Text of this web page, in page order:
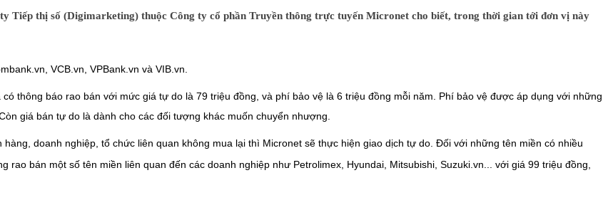
Tiếp thị số (Digimarketing) thuộc Công ty cổ phần Truyền thông trực tuyến Micronet cho biết, trong thời gian tới đơn vị này
VCB.vn, VPBank.vn và VIB.vn.
thông báo rao bán với mức giá tự do là 79 triệu đồng, và phí bảo vệ là 6 triệu đồng mỗi năm. Phí bảo vệ được áp dụng với những
giá bán tự do là dành cho các đối tượng khác muốn chuyển nhượng.
doanh nghiệp, tổ chức liên quan không mua lại thì Micronet sẽ thực hiện giao dịch tự do. Đối với những tên miền có nhiều
bán một số tên miền liên quan đến các doanh nghiệp như Petrolimex, Hyundai, Mitsubishi, Suzuki.vn... với giá 99 triệu đồng,